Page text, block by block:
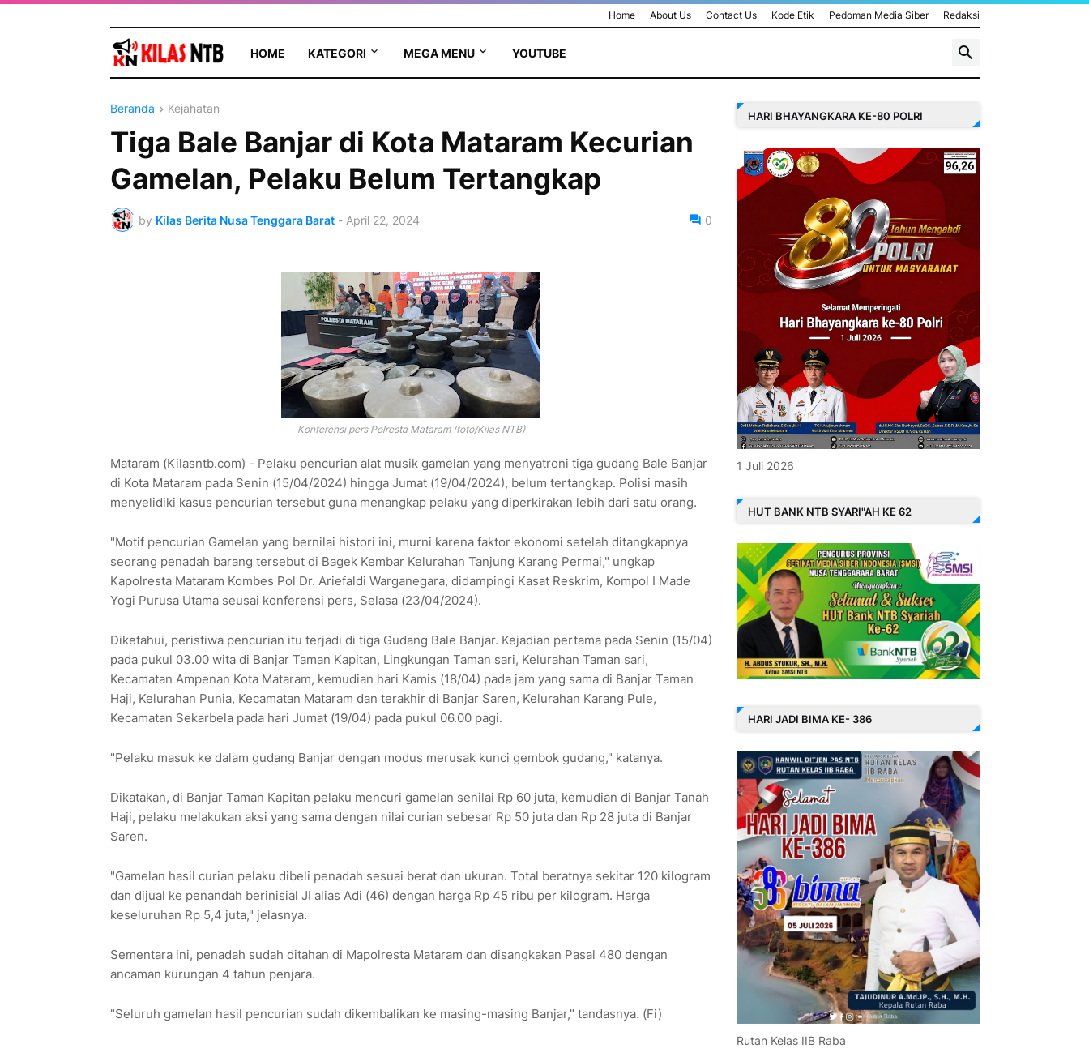
Home About Us Contact Us Kode Etik Pedoman Media Siber Redaksi
HOME KATEGORI MEGA MENU YOUTUBE
Beranda Kejahatan
Tiga Bale Banjar di Kota Mataram Kecurian
Gamelan, Pelaku Belum Tertangkap
by Kilas Berita Nusa Tenggara Barat - April 22, 2024 0
Konferensi pers Polresta Mataram (foto/Kilas NTB)
Mataram (Kilasntb.com) - Pelaku pencurian alat musik gamelan yang menyatroni tiga gudang Bale Banjar
di Kota Mataram pada Senin (15/04/2024) hingga Jumat (19/04/2024), belum tertangkap. Polisi masih
menyelidiki kasus pencurian tersebut guna menangkap pelaku yang diperkirakan lebih dari satu orang.
"Motif pencurian Gamelan yang bernilai histori ini, murni karena faktor ekonomi setelah ditangkapnya
seorang penadah barang tersebut di Bagek Kembar Kelurahan Tanjung Karang Permai," ungkap
Kapolresta Mataram Kombes Pol Dr. Ariefaldi Warganegara, didampingi Kasat Reskrim, Kompol I Made
Yogi Purusa Utama seusai konferensi pers, Selasa (23/04/2024).
Diketahui, peristiwa pencurian itu terjadi di tiga Gudang Bale Banjar. Kejadian pertama pada Senin (15/04)
pada pukul 03.00 wita di Banjar Taman Kapitan, Lingkungan Taman sari, Kelurahan Taman sari,
Kecamatan Ampenan Kota Mataram, kemudian hari Kamis (18/04) pada jam yang sama di Banjar Taman
Haji, Kelurahan Punia, Kecamatan Mataram dan terakhir di Banjar Saren, Kelurahan Karang Pule,
Kecamatan Sekarbela pada hari Jumat (19/04) pada pukul 06.00 pagi.
"Pelaku masuk ke dalam gudang Banjar dengan modus merusak kunci gembok gudang," katanya.
Dikatakan, di Banjar Taman Kapitan pelaku mencuri gamelan senilai Rp 60 juta, kemudian di Banjar Tanah
Haji, pelaku melakukan aksi yang sama dengan nilai curian sebesar Rp 50 juta dan Rp 28 juta di Banjar
Saren.
"Gamelan hasil curian pelaku dibeli penadah sesuai berat dan ukuran. Total beratnya sekitar 120 kilogram
dan dijual ke penandah berinisial JI alias Adi (46) dengan harga Rp 45 ribu per kilogram. Harga
keseluruhan Rp 5,4 juta," jelasnya.
Sementara ini, penadah sudah ditahan di Mapolresta Mataram dan disangkakan Pasal 480 dengan
ancaman kurungan 4 tahun penjara.
"Seluruh gamelan hasil pencurian sudah dikembalikan ke masing-masing Banjar," tandasnya. (Fi)
HARI BHAYANGKARA KE-80 POLRI
1 Juli 2026
HUT BANK NTB SYARI"AH KE 62
HARI JADI BIMA KE- 386
Rutan Kelas IIB Raba